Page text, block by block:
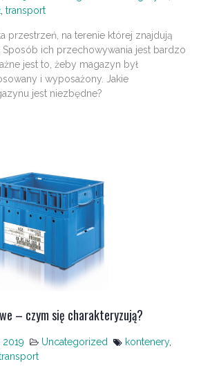
, transport
przestrzeń, na terenie której znajdują
ich przechowywania jest bardzo
jest to, żeby magazyn był
i wyposażony. Jakie
jest niezbędne?
– czym się charakteryzują?
2019 Uncategorized kontenery,